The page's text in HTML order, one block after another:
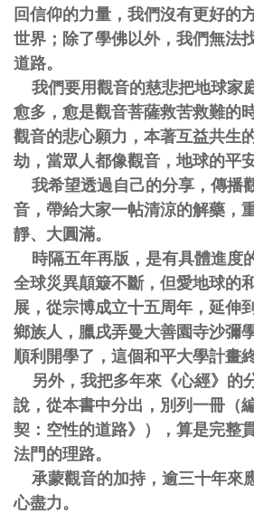
回信仰的力量，我們沒有更好的
世界；除了學佛以外，我們無法
道路。
我們要用觀音的慈悲把地球家
愈多，愈是觀音菩薩救苦救難的
觀音的悲心願力，本著互益共生
劫，當眾人都像觀音，地球的平
我希望透過自己的分享，傳播
音，帶給大家一帖清涼的解藥，
靜、大圓滿。
時隔五年再版，是有具體進度
全球災異顛簸不斷，但愛地球的
展，從宗博成立十五周年，延伸
鄉族人，臘戌弄曼大善園寺沙彌
順利開學了，這個和平大學計畫
另外，我把多年來《心經》的
說，從本書中分出，別列一冊（
契：空性的道路》），算是完整
法門的理路。
承蒙觀音的加持，逾三十年來
心盡力。